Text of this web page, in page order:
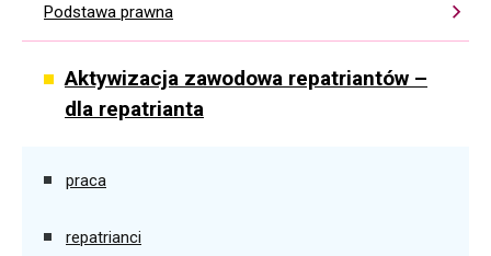
Podstawa prawna
Aktywizacja zawodowa repatriantów –
dla repatrianta
praca
repatrianci